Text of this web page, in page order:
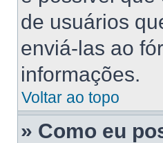
de usuários
enviá-las ao
informações.
Voltar ao topo
» Como eu